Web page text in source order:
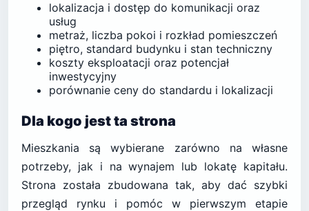
lokalizacja i dostęp do komunikacji oraz
usług
metraż, liczba pokoi i rozkład pomieszczeń
piętro, standard budynku i stan techniczny
koszty eksploatacji oraz potencjał
inwestycyjny
porównanie ceny do standardu i lokalizacji
Dla kogo jest ta strona
Mieszkania są wybierane zarówno na własne
potrzeby, jak i na wynajem lub lokatę kapitału.
Strona została zbudowana tak, aby dać szybki
przegląd rynku i pomóc w pierwszym etapie